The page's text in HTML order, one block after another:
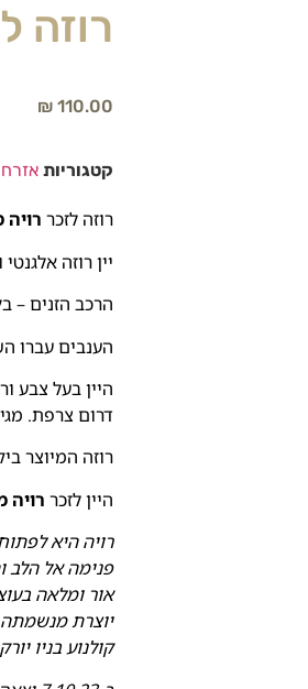
רוזה
₪ 110.00
קטגוריות
רוזה לזכר רויה
יין רוזה
הרכב הזנים – בלנד ייחודי המורכב מ
הענבים עברו
היין בעל צבע
דרום צרפת.
רוזה המיוצר
היין לזכר רויה
רויה היא
פנימה אל הלב
אור ומלאה
יוצרת
קולנוע בניו